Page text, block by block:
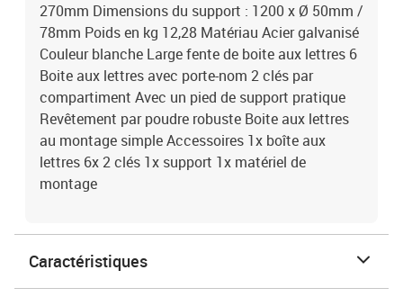
270mm Dimensions du support : 1200 x Ø 50mm /
78mm Poids en kg 12,28 Matériau Acier galvanisé
Couleur blanche Large fente de boite aux lettres 6
Boite aux lettres avec porte-nom 2 clés par
compartiment Avec un pied de support pratique
Revêtement par poudre robuste Boite aux lettres
au montage simple Accessoires 1x boîte aux
lettres 6x 2 clés 1x support 1x matériel de
montage
Caractéristiques